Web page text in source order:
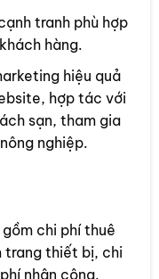
tranh phù hợp
hàng.
hiệu quả
hợp tác với
sạn, tham gia
nghiệp.
chi phí thuê
trang thiết bị, chi
nhân công.